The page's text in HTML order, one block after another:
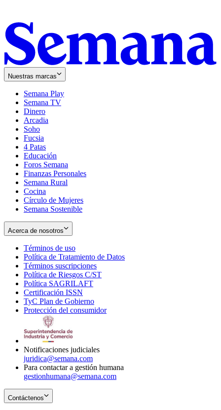
Nuestras marcas
Semana Play
Semana TV
Dinero
Arcadia
Soho
in
new
window
Fucsia
in
new
window
4 Patas
Educación
Foros Semana
Finanzas Personales
Semana Rural
Cocina
Círculo de Mujeres
Semana Sostenible
Acerca de nosotros
Términos de uso
in
new
window
Política de Tratamiento de Datos
Términos suscripciones
in
Política de Riesgos C/ST
Política SAGRILAFT
new
window
Certificación ISSN
in
new
TyC Plan de Gobierno
in
Protección del consumidorOpens
Notificaciones judiciales
juridica@semana.com
Para contactar a gestión humana
gestionhumana@semana.com
Contáctenos